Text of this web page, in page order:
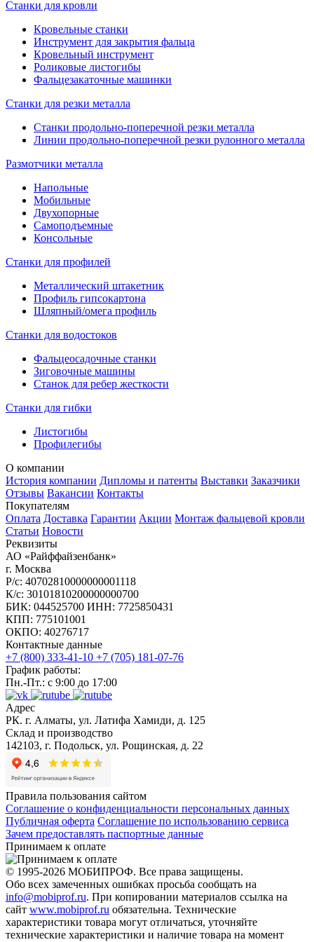
графическое с сенсорным экраном;
соответствие стандартам EС.
Станки для кровли
Кровельные станки
Инструмент для закрытия фальца
Кровельный инструмент
Роликовые листогибы
Фальцезакаточные машинки
Станки для резки металла
Станки продольно-поперечной резки металла
Линии продольно-поперечной резки рулонного металла
Размотчики металла
Напольные
Мобильные
Двухопорные
Самоподъемные
Консольные
Станки для профилей
Металлический штакетник
Профиль гипсокартона
Шляпный/омега профиль
Станки для водостоков
Фальцеосадочные станки
Зиговочные машины
Станок для ребер жесткости
Станки для гибки
Листогибы
Профилегибы
О компании
История компании Дипломы и патенты Выставки Заказчики
Отзывы Вакансии Контакты
Покупателям
Оплата Доставка Гарантии Акции Монтаж фальцевой кровли
Статьи Новости
Реквизиты
АО «Райффайзенбанк»
г. Москва
Р/с: 40702810000000001118
К/с: 30101810200000000700
БИК: 044525700 ИНН: 7725850431
КПП: 775101001
ОКПО: 40276717
Контактные данные
+7 (800) 333-41-10 +7 (705) 181-07-76
График работы:
Пн.-Пт.: с 9:00 до 17:00
Адрес
РК. г. Алматы, ул. Латифа Хамиди, д. 125
Склад и производство
142103, г. Подольск, ул. Рощинская, д. 22
Правила пользования сайтом
Соглашение о конфиденциальности персональных данных
Публичная оферта Соглашение по использованию сервиса
Зачем предоставлять паспортные данные
Принимаем к оплате
© 1995-2026 МОБИПРОФ. Все права защищены.
Обо всех замеченных ошибках просьба сообщать на
info@mobiprof.ru. При копировании материалов ссылка на
сайт www.mobiprof.ru обязательна. Технические
характеристики товара могут отличаться, уточняйте
технические характеристики и наличие товара на момент